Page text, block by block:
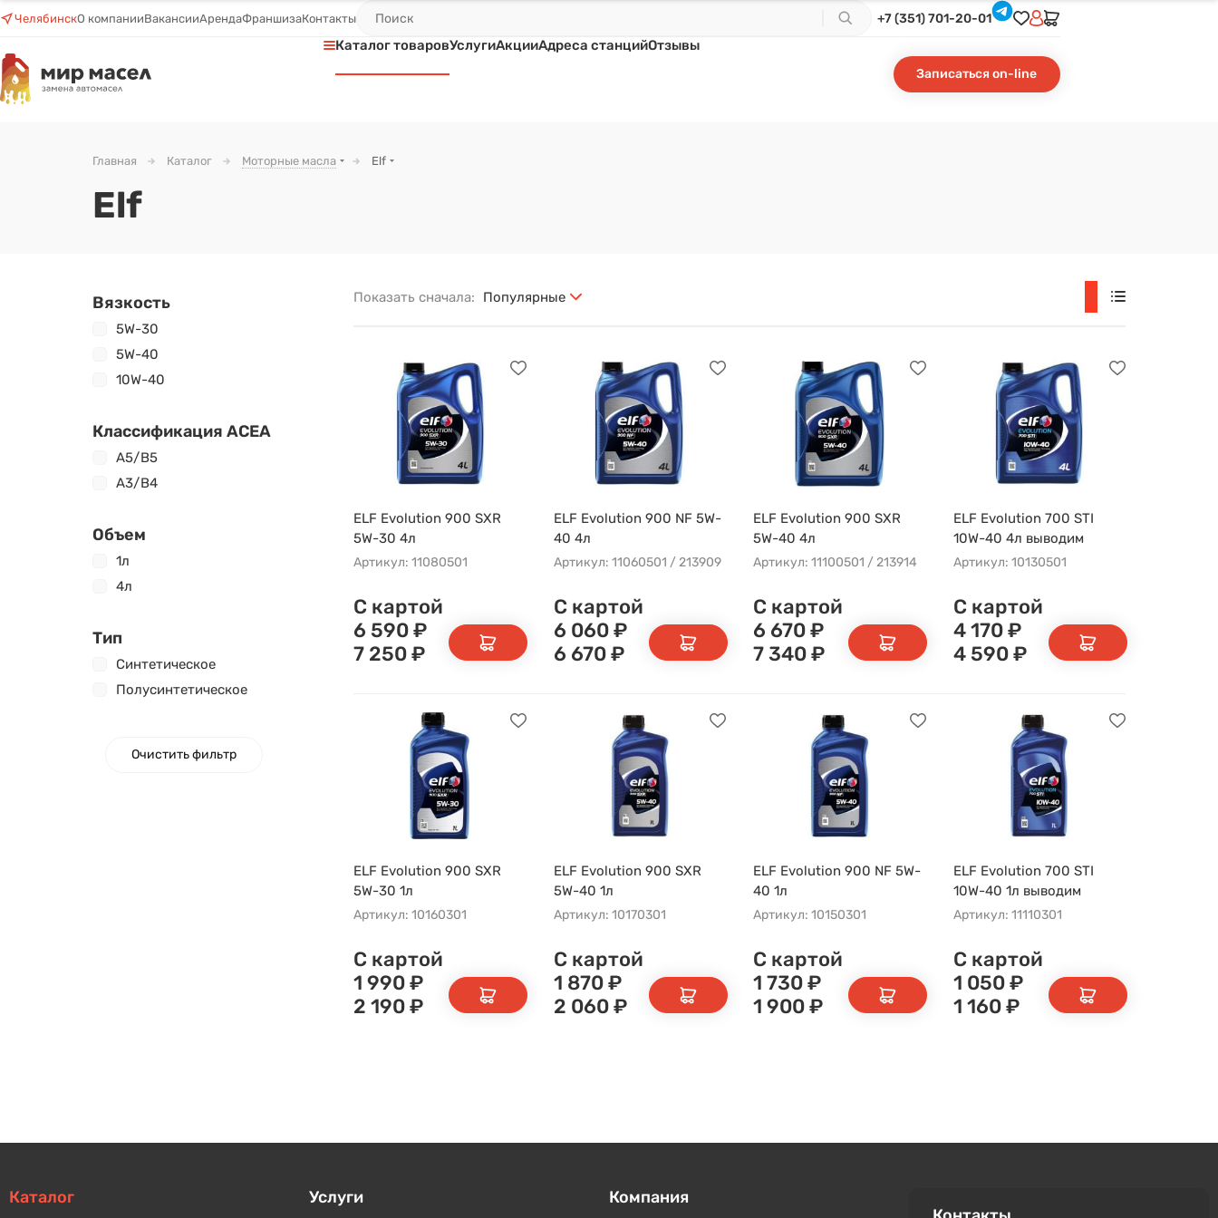
ЧелябинскО компанииВакансииАрендаФраншизаКонтакты +7 (351) 701-20-01
Каталог товаровУслугиАкцииАдреса станцийОтзывы
Записаться on-line
Главная Каталог Моторные масла Elf
Elf
Показать сначала: Популярные
ELF Evolution 900 SXR
5W-30 4л
Артикул: 11080501
С картой
6 590₽
7 250₽
ELF Evolution 900 NF 5W-
40 4л
Артикул: 11060501 / 213909
С картой
6 060₽
6 670₽
ELF Evolution 900 SXR
5W-40 4л
Артикул: 11100501 / 213914
С картой
6 670₽
7 340₽
ELF Evolution 700 STI
10W-40 4л выводим
Артикул: 10130501
С картой
4 170₽
4 590₽
ELF Evolution 900 SXR
5W-30 1л
Артикул: 10160301
С картой
1 990₽
2 190₽
ELF Evolution 900 SXR
5W-40 1л
Артикул: 10170301
С картой
1 870₽
2 060₽
ELF Evolution 900 NF 5W-
40 1л
Артикул: 10150301
С картой
1 730₽
1 900₽
ELF Evolution 700 STI
10W-40 1л выводим
Артикул: 11110301
С картой
1 050₽
1 160₽
Вязкость
5W-30
5W-40
10W-40
Классификация ACEA
A5/B5
A3/B4
Объем
1л
4л
Тип
Синтетическое
Полусинтетическое
Каталог Услуги Компания